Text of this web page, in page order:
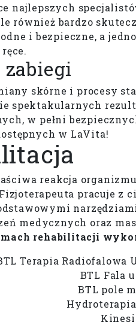
najlepszych
również bardzo
i bezpieczne, a
skórne i procesy
spektakularnych
w pełni
w LaVita!
reakcja
pracuje z
medycznych oraz
rehabilitacji
Terapia Radiofalowa
BTL Fala
BTL pole